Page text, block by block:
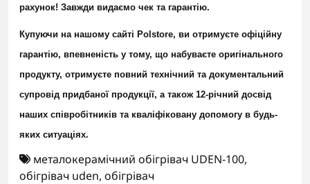
рахунок! Завжди видаємо чек та гарантію.
Купуючи на нашому сайті Polstore, ви отримуєте офіційну
гарантію, впевненість у тому, що набуваєте оригінального
продукту, отримуєте повний технічний та документальний
супровід придбаної продукції, а також 12-річний досвід
наших співробітників та кваліфіковану допомогу в будь-
яких ситуаціях.
металокерамічний обігрівач UDEN-100,
обігрівач uden, обігрівач